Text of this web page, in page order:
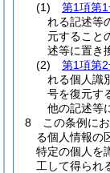
(1)
第1項第
れる記述等
元すること
述等に置き
(2)
第1項第
れる個人識
号を復元す
他の記述等
8
この条例に
る個人情報の
特定の個人を
工して得られ